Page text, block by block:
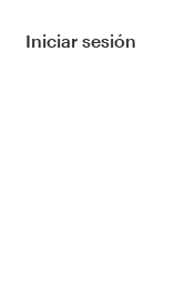
Iniciar sesión